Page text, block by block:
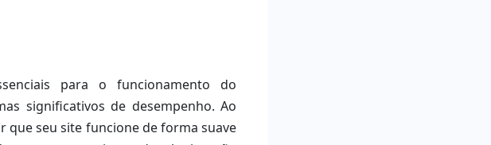
para o funcionamento do
significativos de desempenho. Ao
que seu site funcione de forma suave